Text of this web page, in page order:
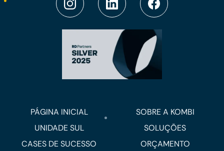
PÁGINA INICIAL
SOBRE A KOMBI
UNIDADE SUL
SOLUÇÕES
CASES DE SUCESSO
ORÇAMENTO